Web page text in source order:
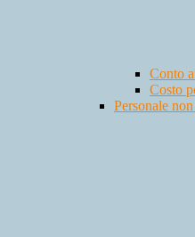
Conto
Costo
Personale